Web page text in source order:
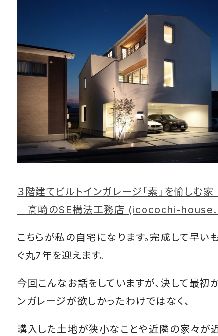
３階建てビルトインガレージ「素」を愉し
｜高崎のSE構法工務店 (icocochi-
こちらが私の自宅になります。完成して早い
ぐ丸7年を迎えます。
今回こんなお話をしていますが、決して最初
ンガレージが欲しかったわけではなく、
購入した土地が狭小なことや近隣の家々が